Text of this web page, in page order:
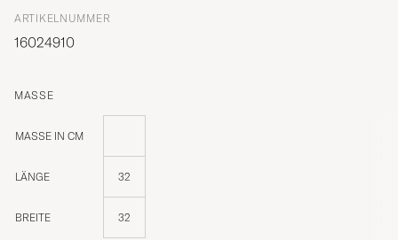
ARTIKELNUMMER
16024910
MASSE
MASSE IN CM
LÄNGE 32
BREITE 32